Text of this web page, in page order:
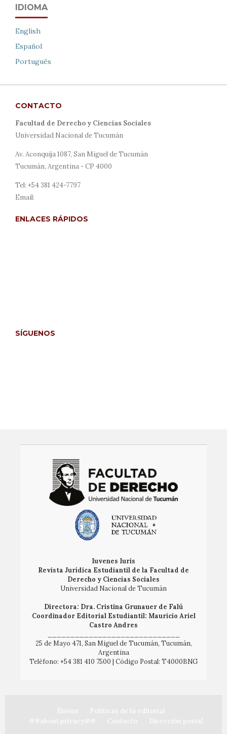
IDIOMA
English
Español
Português
CONTACTO
Facultad de Derecho y Ciencias Sociales
Universidad Nacional de Tucumán
Av. Aconquija 1087, San Miguel de Tucumán
Tucumán, Argentina - CP 4000
Tel: +54 381 424-7797
Email:
ENLACES RÁPIDOS
SÍGUENOS
Iuvenes Iuris
Revista Jurídica Estudiantil de la Facultad de
Derecho y Ciencias Sociales
Universidad Nacional de Tucumán
Directora: Dra. Cristina Grunauer de Falú
Coordinador Editorial Estudiantil: Mauricio Ariel
Castro Andres
25 de Mayo 471, San Miguel de Tucumán, Tucumán,
Argentina
Teléfono: +54 381 410 7500 | Código Postal: T4000BNG
Envíos
Políticas de la editorial
##about.privacy##
Contacto Dirección postal